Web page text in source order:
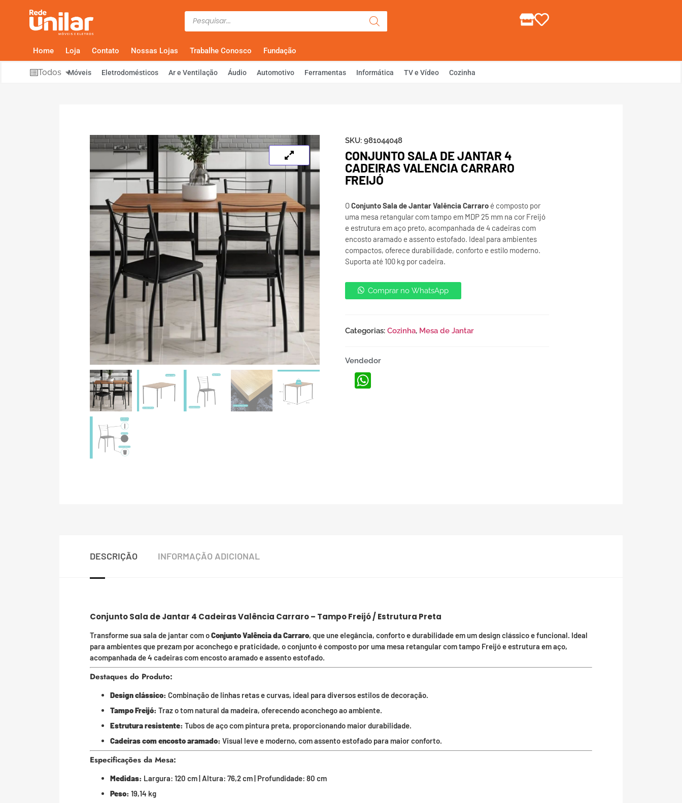
Olá, Faça Login ou Cadastre-se
Home Loja Contato Nossas Lojas Trabalhe Conosco Fundação
Todos Móveis Eletrodomésticos Ar e Ventilação Áudio Automotivo Ferramentas Informática TV e Vídeo Cozinha
SKU: 981044048
CONJUNTO SALA DE JANTAR 4
CADEIRAS VALENCIA CARRARO
FREIJÓ
OConjunto Sala de Jantar Valência Carraroé composto por
uma mesa retangular com tampo em MDP 25 mm na cor Freijó
e estrutura em aço preto, acompanhada de 4 cadeiras com
encosto aramado e assento estofado. Ideal para ambientes
compactos, oferece durabilidade, conforto e estilo moderno.
Suporta até 100 kg por cadeira.
Comprar no WhatsApp
Categorias: Cozinha, Mesa de Jantar
Vendedor
WhatsApp
DESCRIÇÃO INFORMAÇÃO ADICIONAL
Conjunto Sala de Jantar 4 Cadeiras Valência Carraro – Tampo Freijó / Estrutura Preta
Transforme sua sala de jantar com oConjunto Valência da Carraro, que une elegância, conforto e durabilidade em um design clássico e funcional. Ideal
para ambientes que prezam por aconchego e praticidade, o conjunto é composto por uma mesa retangular com tampo Freijó e estrutura em aço,
acompanhada de 4 cadeiras com encosto aramado e assento estofado.
Destaques do Produto:
Design clássico: Combinação de linhas retas e curvas, ideal para diversos estilos de decoração.
Tampo Freijó: Traz o tom natural da madeira, oferecendo aconchego ao ambiente.
Estrutura resistente: Tubos de aço com pintura preta, proporcionando maior durabilidade.
Cadeiras com encosto aramado: Visual leve e moderno, com assento estofado para maior conforto.
Especificações da Mesa:
Medidas: Largura: 120 cm | Altura: 76,2 cm | Profundidade: 80 cm
Peso: 19,14 kg